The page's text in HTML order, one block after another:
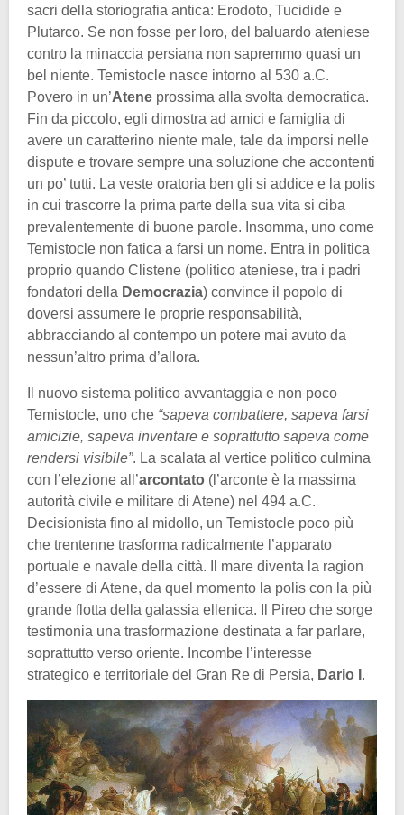
sacri della storiografia antica: Erodoto, Tucidide e
Plutarco. Se non fosse per loro, del baluardo ateniese
contro la minaccia persiana non sapremmo quasi un
bel niente. Temistocle nasce intorno al 530 a.C.
Povero in un’Atene prossima alla svolta democratica.
Fin da piccolo, egli dimostra ad amici e famiglia di
avere un caratterino niente male, tale da imporsi nelle
dispute e trovare sempre una soluzione che accontenti
un po’ tutti. La veste oratoria ben gli si addice e la polis
in cui trascorre la prima parte della sua vita si ciba
prevalentemente di buone parole. Insomma, uno come
Temistocle non fatica a farsi un nome. Entra in politica
proprio quando Clistene (politico ateniese, tra i padri
fondatori della Democrazia) convince il popolo di
doversi assumere le proprie responsabilità,
abbracciando al contempo un potere mai avuto da
nessun’altro prima d’allora.
Il nuovo sistema politico avvantaggia e non poco
Temistocle, uno che “sapeva combattere, sapeva farsi
amicizie, sapeva inventare e soprattutto sapeva come
rendersi visibile”. La scalata al vertice politico culmina
con l’elezione all’arcontato (l’arconte è la massima
autorità civile e militare di Atene) nel 494 a.C.
Decisionista fino al midollo, un Temistocle poco più
che trentenne trasforma radicalmente l’apparato
portuale e navale della città. Il mare diventa la ragion
d’essere di Atene, da quel momento la polis con la più
grande flotta della galassia ellenica. Il Pireo che sorge
testimonia una trasformazione destinata a far parlare,
soprattutto verso oriente. Incombe l’interesse
strategico e territoriale del Gran Re di Persia, Dario I .